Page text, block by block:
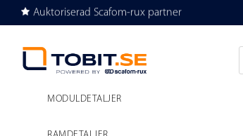
Köp eller hyr byggställning
MODULDETALJER